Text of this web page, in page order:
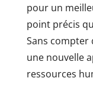
pour un
point précis
Sans compter
une nouvelle
ressources